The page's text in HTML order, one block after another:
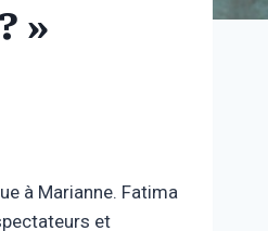
»
à Marianne. Fatima
et